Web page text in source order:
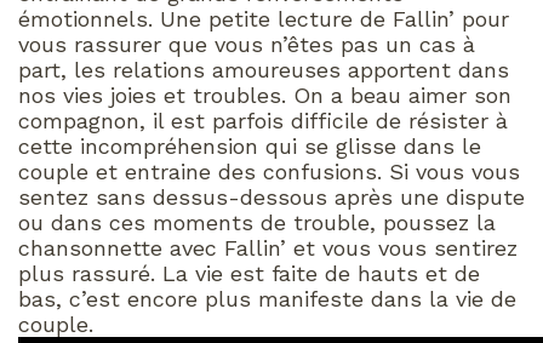
émotionnels. Une petite lecture de Fallin’ pour
vous rassurer que vous n’êtes pas un cas à
part, les relations amoureuses apportent dans
nos vies joies et troubles. On a beau aimer son
compagnon, il est parfois difficile de résister à
cette incompréhension qui se glisse dans le
couple et entraine des confusions. Si vous vous
sentez sans dessus-dessous après une dispute
ou dans ces moments de trouble, poussez la
chansonnette avec Fallin’ et vous vous sentirez
plus rassuré. La vie est faite de hauts et de
bas, c’est encore plus manifeste dans la vie de
couple.